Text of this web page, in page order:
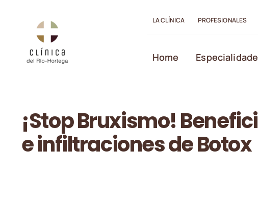
contenido
LA CLÍNICA PROFESIONALES
Home
¡Stop Bruxismo!
e infiltraciones de Botox
Abrir barra de herramientas